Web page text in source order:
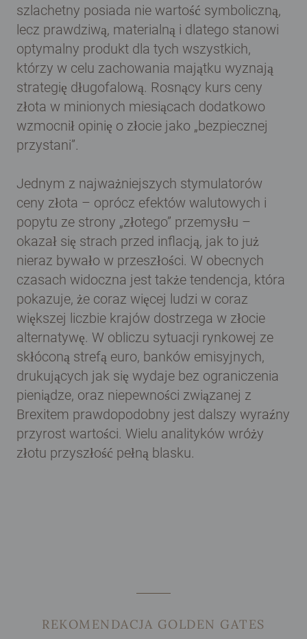
szlachetny posiada nie wartość symboliczną,
lecz prawdziwą, materialną i dlatego stanowi
optymalny produkt dla tych wszystkich,
którzy w celu zachowania majątku wyznają
strategię długofalową. Rosnący kurs ceny
złota w minionych miesiącach dodatkowo
wzmocnił opinię o złocie jako „bezpiecznej
przystani”.
Jednym z najważniejszych stymulatorów
ceny złota – oprócz efektów walutowych i
popytu ze strony „złotego” przemysłu –
okazał się strach przed inflacją, jak to już
nieraz bywało w przeszłości. W obecnych
czasach widoczna jest także tendencja, która
pokazuje, że coraz więcej ludzi w coraz
większej liczbie krajów dostrzega w złocie
alternatywę. W obliczu sytuacji rynkowej ze
skłóconą strefą euro, banków emisyjnych,
drukujących jak się wydaje bez ograniczenia
pieniądze, oraz niepewności związanej z
Brexitem prawdopodobny jest dalszy wyraźny
przyrost wartości. Wielu analityków wróży
złotu przyszłość pełną blasku.
REKOMENDACJA GOLDEN GATES